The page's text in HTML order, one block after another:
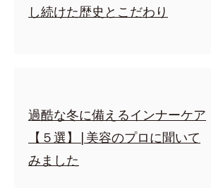
し続けた歴史とこだわり
過酷な冬に備えるインナーケア
【５選】|美容のプロに聞いて
みました